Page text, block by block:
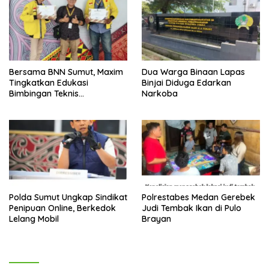
Bersama BNN Sumut, Maxim
Tingkatkan Edukasi
Bimbingan Teknis
Dua Warga Binaan Lapas
Binjai Diduga Edarkan
Narkoba
Polda Sumut Ungkap Sindikat
Penipuan Online, Berkedok
Lelang Mobil
Polrestabes Medan Gerebek
Judi Tembak Ikan di Pulo
Brayan